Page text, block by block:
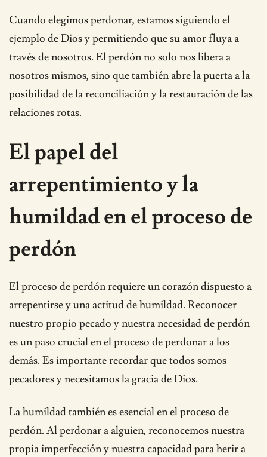
Cuando elegimos perdonar, estamos siguiendo el
ejemplo de Dios y permitiendo que su amor fluya a
través de nosotros. El perdón no solo nos libera a
nosotros mismos, sino que también abre la puerta a la
posibilidad de la reconciliación y la restauración de las
relaciones rotas.
El papel del
arrepentimiento y la
humildad en el proceso de
perdón
El proceso de perdón requiere un corazón dispuesto a
arrepentirse y una actitud de humildad. Reconocer
nuestro propio pecado y nuestra necesidad de perdón
es un paso crucial en el proceso de perdonar a los
demás. Es importante recordar que todos somos
pecadores y necesitamos la gracia de Dios.
La humildad también es esencial en el proceso de
perdón. Al perdonar a alguien, reconocemos nuestra
propia imperfección y nuestra capacidad para herir a